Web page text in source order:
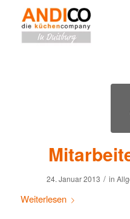
24. Januar 2013 / in
Weiterlesen